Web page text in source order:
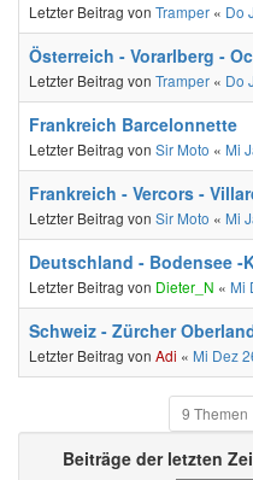
Letzter Beitrag von Tramper « Do
Österreich - Vorarlberg -
Letzter Beitrag von Tramper « Do
Frankreich Barcelonnette
Letzter Beitrag von Sir Moto « Mi
Frankreich - Vercors -
Letzter Beitrag von Sir Moto « Mi
Deutschland - Bodensee -
Letzter Beitrag von Dieter_N « Mi
Schweiz - Zürcher
Letzter Beitrag von Adi « Mi Dez
9 Themen
Beiträge der letzten